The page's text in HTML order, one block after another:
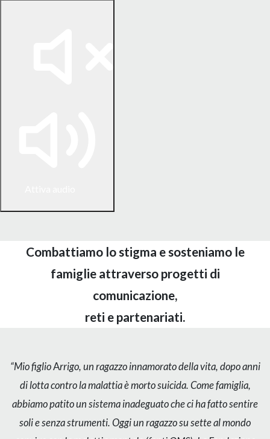
Combattiamo lo stigma e sosteniamo le
famiglie attraverso progetti di
comunicazione,
reti e partenariati.
“Mio figlioArrigo, un ragazzo innamorato della vita, dopo anni
di lotta contro la malattia è morto suicida. Come famiglia,
abbiamo patito un sistema inadeguato che ci ha fatto sentire
soli e senza strumenti. Oggi un ragazzo su sette al mondo